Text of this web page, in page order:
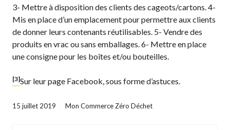
3- Mettre à disposition des clients des cageots/cartons. 4-
Mis en place d’un emplacement pour permettre aux clients
de donner leurs contenants réutilisables. 5- Vendre des
produits en vrac ou sans emballages. 6- Mettre en place
une consigne pour les boîtes et/ou bouteilles.
[3]Sur leur page Facebook, sous forme d’astuces.
15 juillet 2019 Mon Commerce Zéro Déchet